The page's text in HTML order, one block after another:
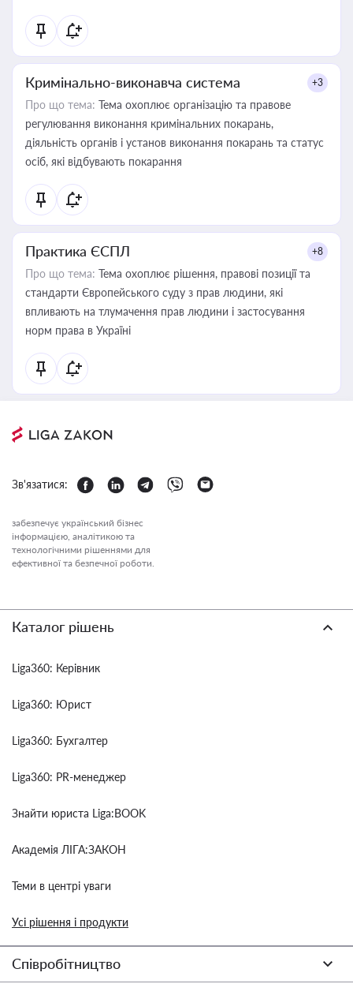
Кримінально-виконавча система +3
Про що тема: Тема охоплює організацію та правове
регулювання виконання кримінальних покарань,
діяльність органів і установ виконання покарань та статус
осіб, які відбувають покарання
Практика ЄСПЛ +8
Про що тема: Тема охоплює рішення, правові позиції та
стандарти Європейського суду з прав людини, які
впливають на тлумачення прав людини і застосування
норм права в Україні
Зв'язатися:
забезпечує український бізнес
інформацією, аналітикою та
технологічними рішеннями для
ефективної та безпечної роботи.
Каталог рішень
Liga360: Керівник
Liga360: Юрист
Liga360: Бухгалтер
Liga360: PR-менеджер
Знайти юриста Liga:BOOK
Академія ЛІГА:ЗАКОН
Теми в центрі уваги
Усі рішення і продукти
Співробітництво